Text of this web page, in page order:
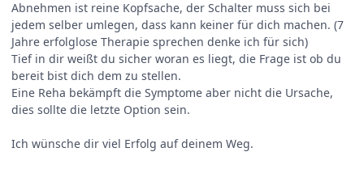
Abnehmen ist reine Kopfsache, der Schalter muss sich bei
jedem selber umlegen, dass kann keiner für dich machen. (7
Jahre erfolglose Therapie sprechen denke ich für sich)
Tief in dir weißt du sicher woran es liegt, die Frage ist ob du
bereit bist dich dem zu stellen.
Eine Reha bekämpft die Symptome aber nicht die Ursache,
dies sollte die letzte Option sein.
Ich wünsche dir viel Erfolg auf deinem Weg.